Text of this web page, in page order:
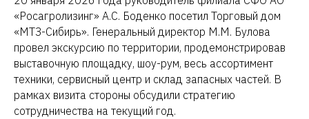
«Росагролизинг» А.С. Боденко посетил Торговый дом
«МТЗ-Сибирь». Генеральный директор М.М. Булова
провел экскурсию по территории, продемонстрировав
выставочную площадку, шоу-рум, весь ассортимент
техники, сервисный центр и склад запасных частей. В
рамках визита стороны обсудили стратегию
сотрудничества на текущий год.